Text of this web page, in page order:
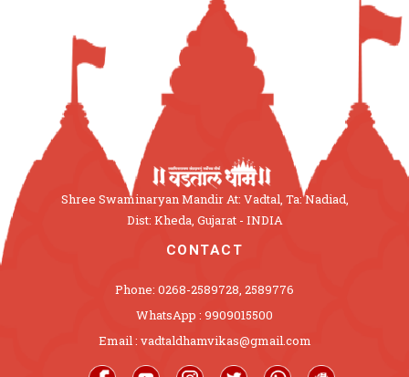
Shree Swaminaryan Mandir At: Vadtal, Ta: Nadiad,
Dist: Kheda, Gujarat - INDIA
CONTACT
Phone: 0268-2589728, 2589776
WhatsApp : 9909015500
Email : vadtaldhamvikas@gmail.com